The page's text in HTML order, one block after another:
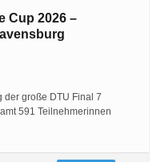
Cup 2026 –
der große DTU Final 7
591 Teilnehmerinnen